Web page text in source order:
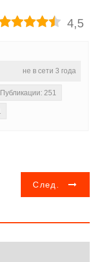
4,5
не в сети 3 года
Публикации: 251
След.